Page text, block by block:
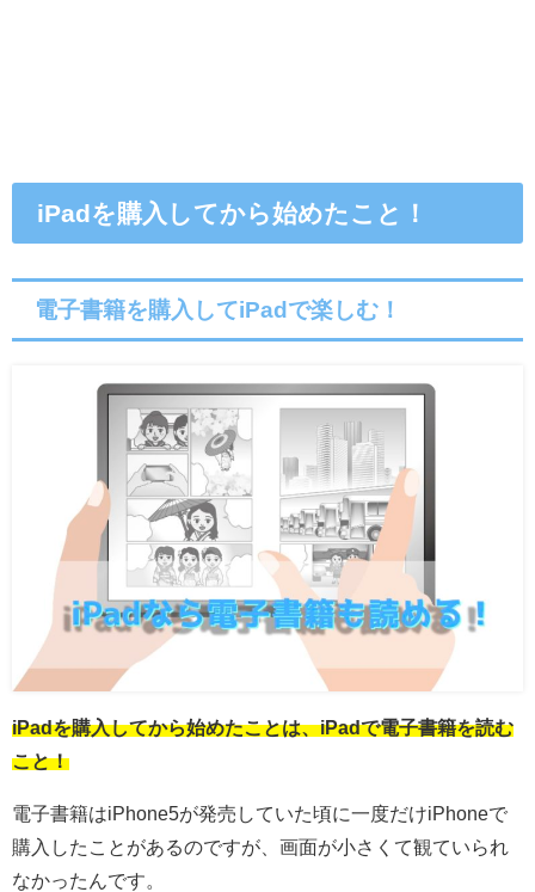
iPadを購入してから始めたこと！
電子書籍を購入してiPadで楽しむ！
iPadを購入してから始めたことは、iPadで電子書籍を読む
こと！
電子書籍はiPhone5が発売していた頃に一度だけiPhoneで
購入したことがあるのですが、画面が小さくて観ていられ
なかったんです。